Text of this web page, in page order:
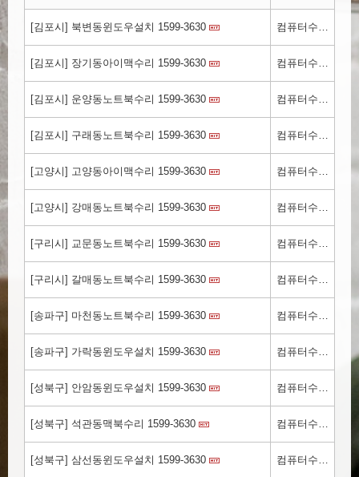
[김포시] 북변동윈도우설치 1599-3630 컴퓨터수리.kr
[김포시] 장기동아이맥수리 1599-3630 컴퓨터수리.kr
[김포시] 운양동노트북수리 1599-3630 컴퓨터수리.kr
[김포시] 구래동노트북수리 1599-3630 컴퓨터수리.kr
[고양시] 고양동아이맥수리 1599-3630 컴퓨터수리.kr
[고양시] 강매동노트북수리 1599-3630 컴퓨터수리.kr
[구리시] 교문동노트북수리 1599-3630 컴퓨터수리.kr
[구리시] 갈매동노트북수리 1599-3630 컴퓨터수리.kr
[송파구] 마천동노트북수리 1599-3630 컴퓨터수리.kr
[송파구] 가락동윈도우설치 1599-3630 컴퓨터수리.kr
[성북구] 안암동윈도우설치 1599-3630 컴퓨터수리.kr
[성북구] 석관동맥북수리 1599-3630 컴퓨터수리.kr
[성북구] 삼선동윈도우설치 1599-3630 컴퓨터수리.kr